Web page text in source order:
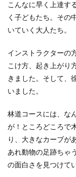
こんなに早く上達す
く子どもたち。その
いていく大人たち。
インストラクターの
こけ方、起き上がり
きました。そして、
いました。
林道コースには、な
が！ところどころで
り、大きなカーブが
あれ動物の足跡ちゃ
の面白さを見つけて